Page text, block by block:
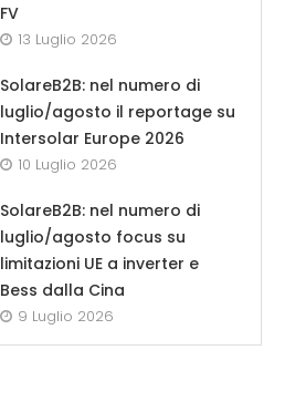
FV
13 Luglio 2026
SolareB2B: nel numero di
luglio/agosto il reportage su
Intersolar Europe 2026
10 Luglio 2026
SolareB2B: nel numero di
luglio/agosto focus su
limitazioni UE a inverter e
Bess dalla Cina
9 Luglio 2026